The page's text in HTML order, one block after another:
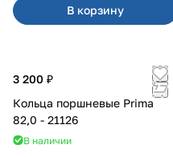
В корзину
3 200 ₽
Кольца поршневые Prima
82,0 - 21126
В наличии